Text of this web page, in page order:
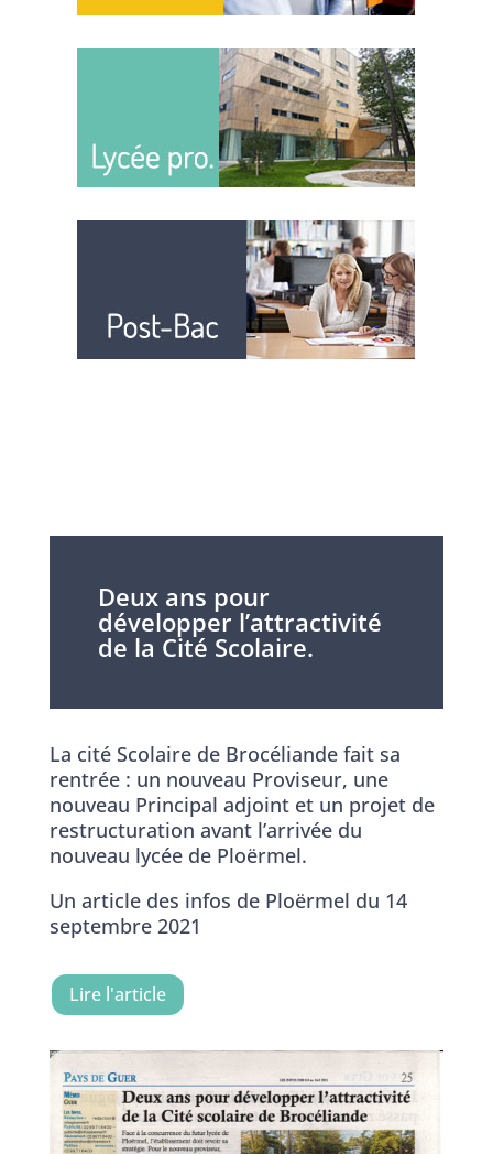
Deux ans pour
développer l’attractivité
de la Cité Scolaire.
La cité Scolaire de Brocéliande fait sa
rentrée : un nouveau Proviseur, une
nouveau Principal adjoint et un projet de
restructuration avant l’arrivée du
nouveau lycée de Ploërmel.
Un article des infos de Ploërmel du 14
septembre 2021
Lire l'article